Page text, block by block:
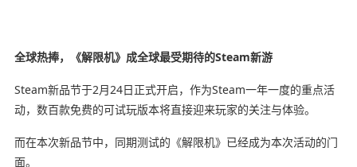
全球热捧，《解限机》成全球最受期待的Steam新游
Steam新品节于2月24日正式开启，作为Steam一年一度的重点活
动，数百款免费的可试玩版本将直接迎来玩家的关注与体验。
而在本次新品节中，同期测试的《解限机》已经成为本次活动的门
面。